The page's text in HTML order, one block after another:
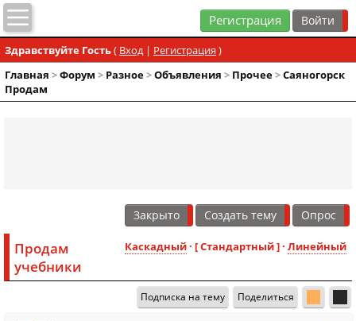
Регистрация
Здравствуйте Гость( Вход| Регистрация )
Главная >Форум > Разное>Объявления > Прочее>Саяногорск
Продам
Закрыто Создать тему Опрос
Каскадный· [ Стандартный ] · Линейный
Продам
учебники
Подписка на тему Поделиться